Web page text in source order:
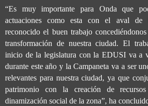
“Es muy importante para Onda que
actuaciones como esta con el aval de
reconocido el buen trabajo
transformación de nuestra ciudad. El
inicio de la legislatura con la EDUSI va a
durante este año y la Campaneta va a ser
relevantes para nuestra ciudad, ya que
patrimonio con la creación de
dinamización social de la zona”, ha